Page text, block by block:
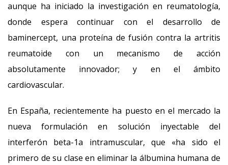
aunque ha iniciado la investigación en reumatología,
donde espera continuar con el desarrollo de
baminercept, una proteína de fusión contra la artritis
reumatoide con un mecanismo de acción
absolutamente innovador; y en el ámbito
cardiovascular.
En España, recientemente ha puesto en el mercado la
nueva formulación en solución inyectable del
interferón beta-1a intramuscular, que «ha sido el
primero de su clase en eliminar la álbumina humana de